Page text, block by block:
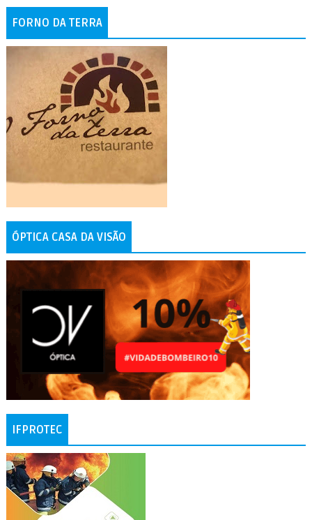
FORNO DA TERRA
ÓPTICA CASA DA VISÃO
IFPROTEC